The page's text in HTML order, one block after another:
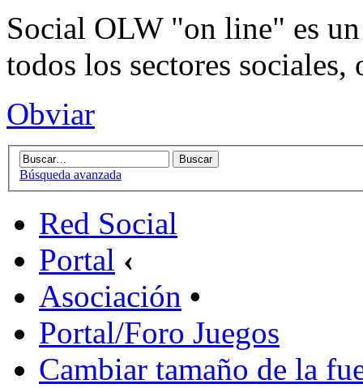
Social OLW "on line" es
todos los sectores sociales,
Obviar
Búsqueda avanzada
Red Social
Portal ‹
Asociación •
Portal/Foro Juegos
Cambiar tamaño de la